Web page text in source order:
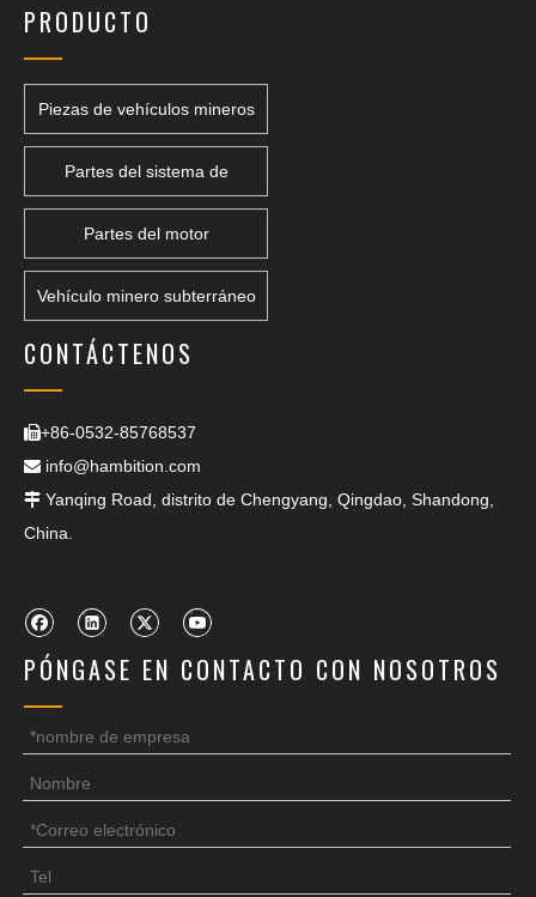
PRODUCTO
Piezas de vehículos mineros
Partes del sistema de
Partes del motor
Vehículo minero subterráneo
CONTÁCTENOS
+86-0532-85768537
 info@hambition.com
 Yanqing Road, distrito de Chengyang, Qingdao, Shandong,
China.
PÓNGASE EN CONTACTO CON NOSOTROS